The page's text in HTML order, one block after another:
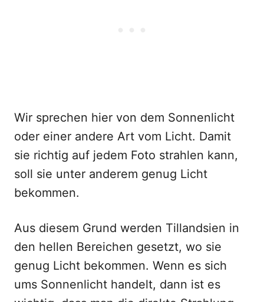
Wir sprechen hier von dem Sonnenlicht
oder einer andere Art vom Licht. Damit
sie richtig auf jedem Foto strahlen kann,
soll sie unter anderem genug Licht
bekommen.
Aus diesem Grund werden Tillandsien in
den hellen Bereichen gesetzt, wo sie
genug Licht bekommen. Wenn es sich
ums Sonnenlicht handelt, dann ist es